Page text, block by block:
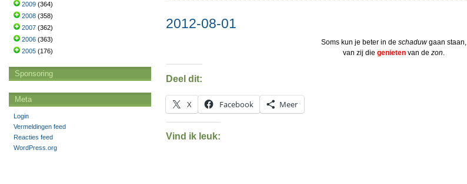
2012-08-01
Soms kun je beter in deschaduwgaan staan,
van zij diegenieten van dezon.
Deel dit:
X Facebook Meer
Vind ik leuk:
2009 (364)
2008 (358)
2007 (362)
2006 (363)
2005 (176)
Sponsoring
Meta
Login
Vermeldingen feed
Reacties feed
WordPress.org